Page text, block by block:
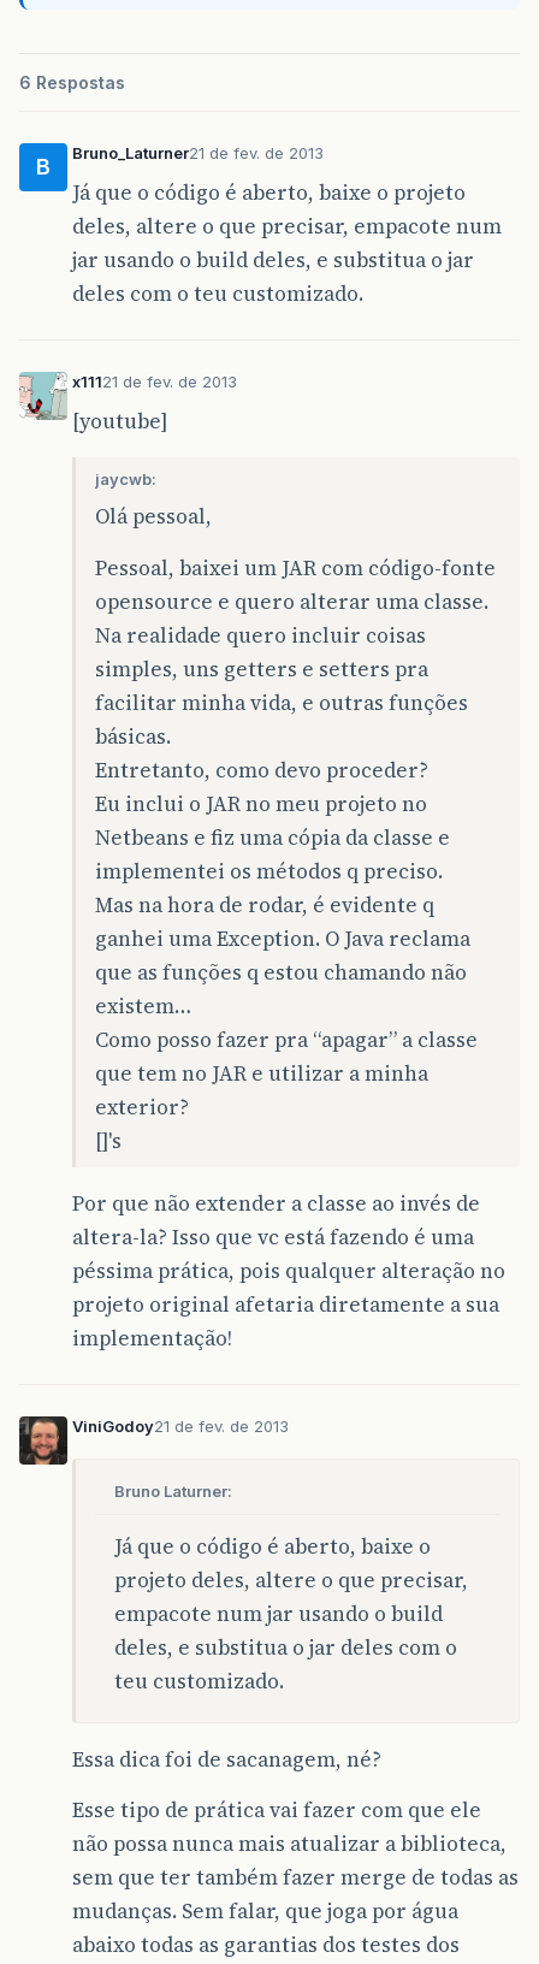
6 Respostas
B
Bruno_Laturner21 de fev. de 2013
Já que o código é aberto, baixe o projeto
deles, altere o que precisar, empacote num
jar usando o build deles, e substitua o jar
deles com o teu customizado.
x11121 de fev. de 2013
[youtube]
jaycwb:
Olá pessoal,
Pessoal, baixei um JAR com código-fonte
opensource e quero alterar uma classe.
Na realidade quero incluir coisas
simples, uns getters e setters pra
facilitar minha vida, e outras funções
básicas.
Entretanto, como devo proceder?
Eu inclui o JAR no meu projeto no
Netbeans e fiz uma cópia da classe e
implementei os métodos q preciso.
Mas na hora de rodar, é evidente q
ganhei uma Exception. O Java reclama
que as funções q estou chamando não
existem…
Como posso fazer pra “apagar” a classe
que tem no JAR e utilizar a minha
exterior?
[]'s
Por que não extender a classe ao invés de
altera-la? Isso que vc está fazendo é uma
péssima prática, pois qualquer alteração no
projeto original afetaria diretamente a sua
implementação!
ViniGodoy21 de fev. de 2013
Bruno Laturner:
Já que o código é aberto, baixe o
projeto deles, altere o que precisar,
empacote num jar usando o build
deles, e substitua o jar deles com o
teu customizado.
Essa dica foi de sacanagem, né?
Esse tipo de prática vai fazer com que ele
não possa nunca mais atualizar a biblioteca,
sem que ter também fazer merge de todas as
mudanças. Sem falar, que joga por água
abaixo todas as garantias dos testes dos